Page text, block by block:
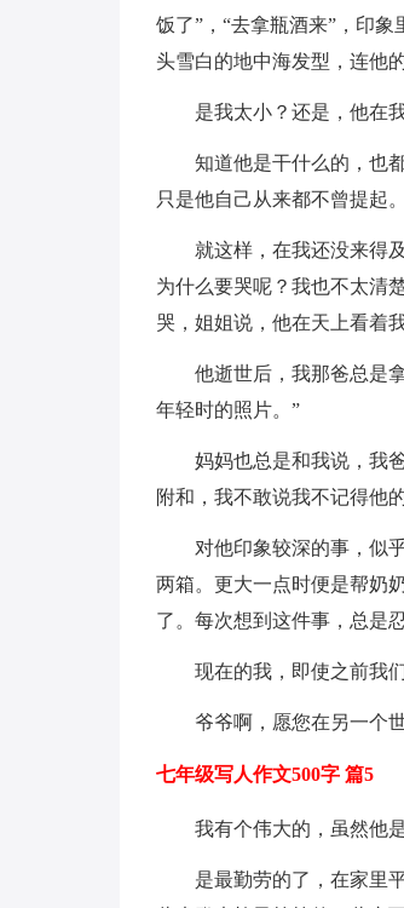
饭了”，“去拿瓶酒来”，印
头雪白的地中海发型，连他
是我太小？还是，他在
知道他是干什么的，也
只是他自己从来都不曾提起
就这样，在我还没来得
为什么要哭呢？我也不太清
哭，姐姐说，他在天上看着我
他逝世后，我那爸总是
年轻时的照片。”
妈妈也总是和我说，我
附和，我不敢说我不记得他
对他印象较深的事，似
两箱。更大一点时便是帮奶
了。每次想到这件事，总是
现在的我，即使之前我
爷爷啊，愿您在另一个
七年级写人作文500字 篇5
我有个伟大的，虽然他
是最勤劳的了，在家里